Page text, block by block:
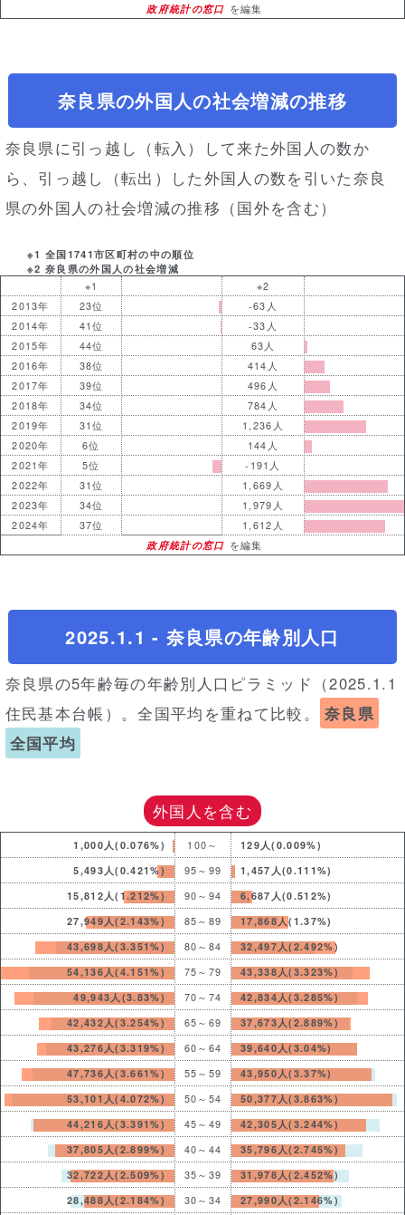
政府統計の窓口 を編集
奈良県の外国人の社会増減の推移
奈良県に引っ越し（転入）して来た外国人の数か
ら、引っ越し（転出）した外国人の数を引いた奈良
県の外国人の社会増減の推移（国外を含む）
※1 全国1741市区町村の中の順位
※2 奈良県の外国人の社会増減
※1
※2
2013年
23位
-63人
2014年
41位
-33人
2015年
44位
63人
2016年
38位
414人
2017年
39位
496人
2018年
34位
784人
2019年
31位
1,236人
2020年
6位
144人
2021年
5位
-191人
2022年
31位
1,669人
2023年
34位
1,979人
2024年
37位
1,612人
政府統計の窓口 を編集
2025.1.1 - 奈良県の年齢別人口
奈良県の5年齢毎の年齢別人口ピラミッド（2025.1.1
住民基本台帳）。全国平均を重ねて比較。
奈良県
全国平均
外国人を含む
1,000人(0.076%) 100～
129人(0.009%)
5,493人(0.421%)
95～99
1,457人(0.111%)
15,812人(1.212%)
90～94
6,687人(0.512%)
27,949人(2.143%)
85～89
17,868人(1.37%)
43,698人(3.351%)
80～84
32,497人(2.492%)
54,136人(4.151%)
75～79
43,338人(3.323%)
49,943人(3.83%)
70～74
42,834人(3.285%)
42,432人(3.254%)
65～69
37,673人(2.889%)
43,276人(3.319%)
60～64
39,640人(3.04%)
47,736人(3.661%)
55～59
43,950人(3.37%)
53,101人(4.072%)
50～54
50,377人(3.863%)
44,216人(3.391%)
45～49
42,305人(3.244%)
37,805人(2.899%)
40～44
35,796人(2.745%)
32,722人(2.509%)
35～39
31,978人(2.452%)
28,488人(2.184%)
30～34
27,990人(2.146%)